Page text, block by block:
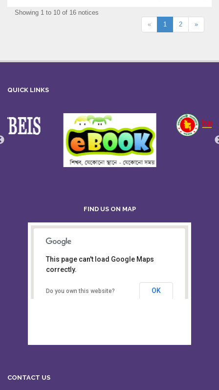
Showing 1 to 10 of 16 notices
«
1 2 »
QUICK LINKS
FIND US ON MAP
Board of Intermediate &
Secondary Education, Alampur,
This page can't load Google Maps
correctly.
Do you own this website? OK
CONTACT US